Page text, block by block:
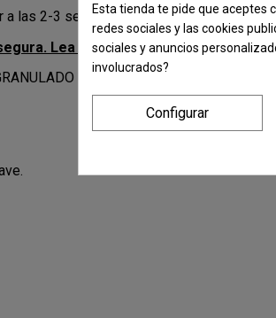
a las 2-3 semanas. Para mantener la
Lea siempre la etiqueta y la
PARA EL CONTROL DE
Esta tienda te pide que aceptes
redes sociales y las cookies
sociales y anuncios
involucrados?
Configurar